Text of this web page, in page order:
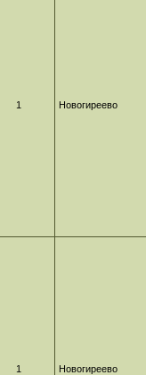
1 Новогиреево
1 Новогиреево